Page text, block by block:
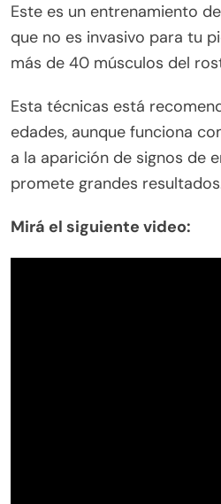
Este es un entrenamiento
que no es invasivo para tu
más de 40 músculos del
Esta técnicas está
edades, aunque funciona
a la aparición de signos de
promete grandes
Mirá el siguiente video: